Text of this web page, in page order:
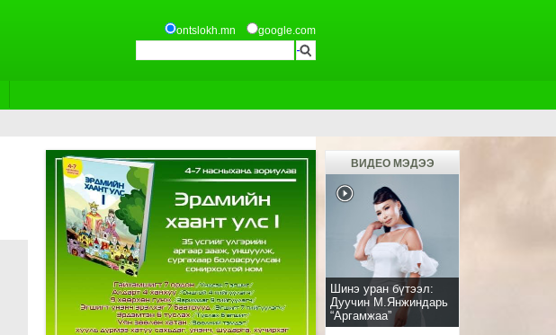
ontslokh.mn google.com
ВИДЕО МЭДЭЭ
Шинэ уран бүтээл:
Дуучин М.Янжиндарь
“Аргамжаа”